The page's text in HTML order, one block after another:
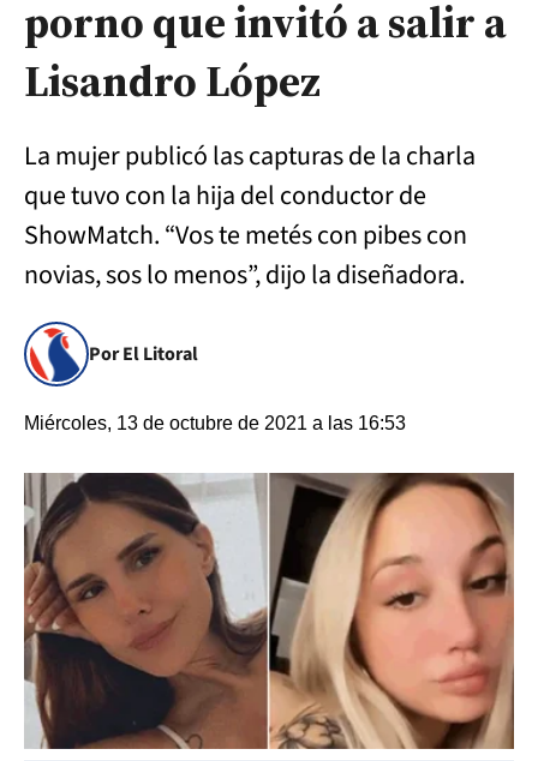
porno que invitó a salir a
Lisandro López
La mujer publicó las capturas de la charla
que tuvo con la hija del conductor de
ShowMatch. “Vos te metés con pibes con
novias, sos lo menos”, dijo la diseñadora.
Por El Litoral
Miércoles, 13 de octubre de 2021 a las 16:53